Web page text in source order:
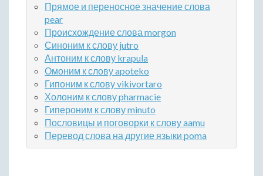
Прямое и переносное значение слова
pear
Происхождение слова morgon
Синоним к слову jutro
Антоним к слову krapula
Омоним к слову apoteko
Гипоним к слову vikivortaro
Холоним к слову pharmacie
Гипероним к слову minuto
Пословицы и поговорки к слову aamu
Перевод слова на другие языки poma